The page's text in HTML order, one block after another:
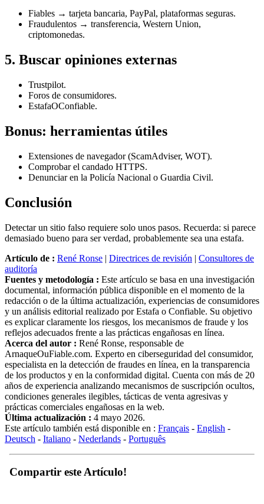
Fiables → tarjeta bancaria, PayPal, plataformas seguras.
Fraudulentos → transferencia, Western Union,
criptomonedas.
5. Buscar opiniones externas
Trustpilot.
Foros de consumidores.
EstafaOConfiable.
Bonus: herramientas útiles
Extensiones de navegador (ScamAdviser, WOT).
Comprobar el candado HTTPS.
Denunciar en la Policía Nacional o Guardia Civil.
Conclusión
Detectar un sitio falso requiere solo unos pasos. Recuerda: si parece
demasiado bueno para ser verdad, probablemente sea una estafa.
Artículo de : René Ronse | Directrices de revisión | Consultores de
auditoría
Fuentes y metodología : Este artículo se basa en una investigación
documental, información pública disponible en el momento de la
redacción o de la última actualización, experiencias de consumidores
y un análisis editorial realizado por Estafa o Confiable. Su objetivo
es explicar claramente los riesgos, los mecanismos de fraude y los
reflejos adecuados frente a las prácticas engañosas en línea.
Acerca del autor : René Ronse, responsable de
ArnaqueOuFiable.com. Experto en ciberseguridad del consumidor,
especialista en la detección de fraudes en línea, en la transparencia
de los productos y en la conformidad digital. Cuenta con más de 20
años de experiencia analizando mecanismos de suscripción ocultos,
condiciones generales ilegibles, tácticas de venta agresivas y
prácticas comerciales engañosas en la web.
Última actualización : 4 mayo 2026.
Este artículo también está disponible en : Français - English -
Deutsch - Italiano - Nederlands - Português
Compartir este Artículo!